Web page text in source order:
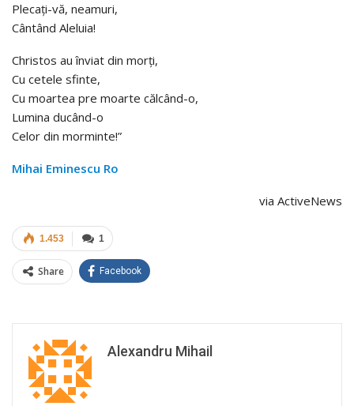
Plecați-vă, neamuri,
Cântând Aleluia!
Christos au înviat din morți,
Cu cetele sfinte,
Cu moartea pre moarte călcând-o,
Lumina ducând-o
Celor din morminte!”
Mihai Eminescu Ro
via ActiveNews
1
1.453
Share Facebook
Alexandru Mihail